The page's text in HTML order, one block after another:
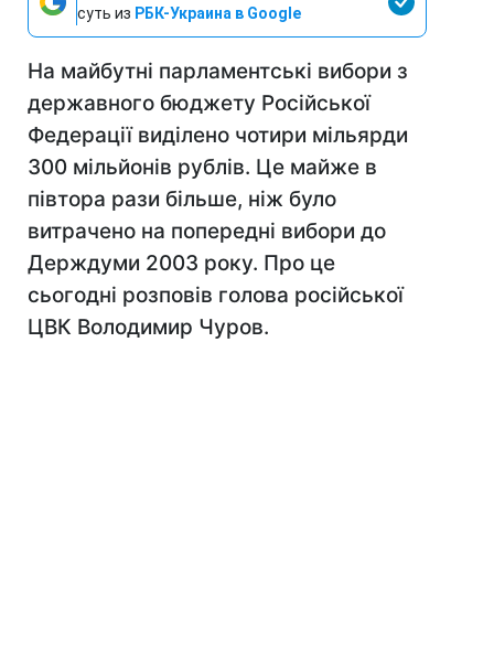
суть из РБК-Украина в Google
На майбутні парламентські вибори з
державного бюджету Російської
Федерації виділено чотири мільярди
300 мільйонів рублів. Це майже в
півтора рази більше, ніж було
витрачено на попередні вибори до
Держдуми 2003 року. Про це
сьогодні розповів голова російської
ЦВК Володимир Чуров.